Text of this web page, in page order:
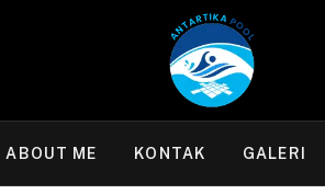
ABOUT ME KONTAK GALERI